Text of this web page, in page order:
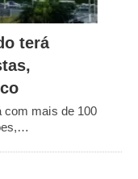
terá
com mais de 100